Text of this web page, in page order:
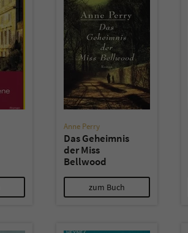
Anne Perry
Das Geheimnis
der Miss
Bellwood
zum Buch